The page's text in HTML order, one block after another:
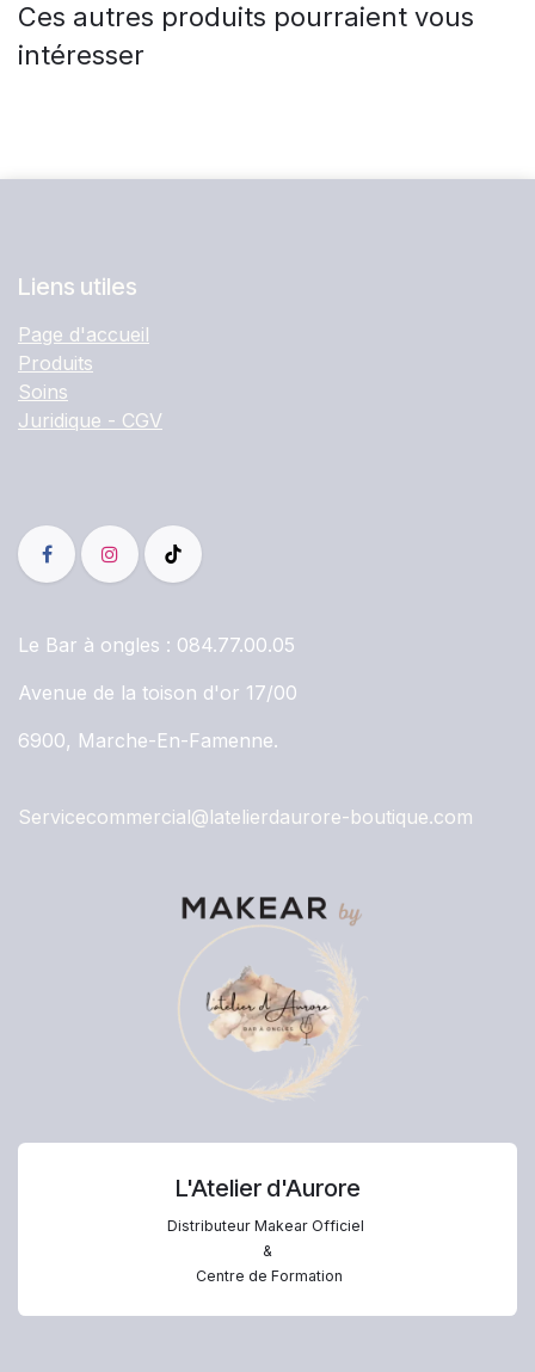
Ces autres produits pourraient vous
intéresser
Liens utiles
Page d'accueil
Produits
Soins
Juridique - CGV
Le Bar à ongles : 084.77.00.05
Avenue de la toison d'or 17/00
6900, Marche-En-Famenne.
Servicecommercial@latelierdaurore-boutique.com
L'Atelier d'Aurore
Distributeur Makear Officiel
&
Centre de Formation